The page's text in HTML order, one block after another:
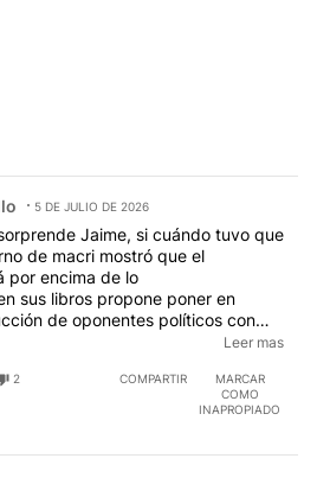
5 DE JULIO DE 2026
Jaime, si cuándo tuvo que
de macri mostró que el
por encima de lo
sus libros propone poner en
de oponentes políticos con
nos olvidemos que muchas cosas
Leer mas
2 COMPARTIR
MARCAR
COMO
INAPROPIADO